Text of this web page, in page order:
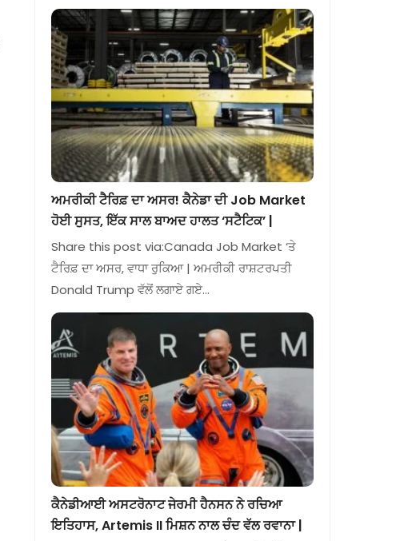
ਅਮਰੀਕੀ ਟੈਰਿਫ਼ ਦਾ ਅਸਰ! ਕੈਨੇਡਾ ਦੀ Job Market
ਹੋਈ ਸੁਸਤ, ਇੱਕ ਸਾਲ ਬਾਅਦ ਹਾਲਤ ‘ਸਟੈਟਿਕ’ |
Share this post via:Canada Job Market ‘ਤੇ
ਟੈਰਿਫ਼ ਦਾ ਅਸਰ, ਵਾਧਾ ਰੁਕਿਆ | ਅਮਰੀਕੀ ਰਾਸ਼ਟਰਪਤੀ
Donald Trump ਵੱਲੋਂ ਲਗਾਏ ਗਏ…
ਕੈਨੇਡੀਆਈ ਅਸਟਰੋਨਾਟ ਜੇਰਮੀ ਹੈਨਸਨ ਨੇ ਰਚਿਆ
ਇਤਿਹਾਸ, Artemis II ਮਿਸ਼ਨ ਨਾਲ ਚੰਦ ਵੱਲ ਰਵਾਨਾ |